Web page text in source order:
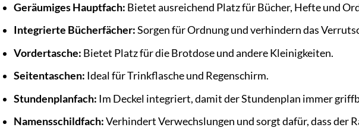
Geräumiges Hauptfach: Bietet ausreichend Platz für Bücher, Hefte und
Integrierte Bücherfächer:Sorgen für Ordnung und verhindern das
Vordertasche: Bietet Platz für die Brotdose und andere Kleinigkeiten.
Seitentaschen: Ideal für Trinkflasche und Regenschirm.
Stundenplanfach: Im Deckel integriert, damit der Stundenplan immer
Namensschildfach:Verhindert Verwechslungen und sorgt dafür, dass der